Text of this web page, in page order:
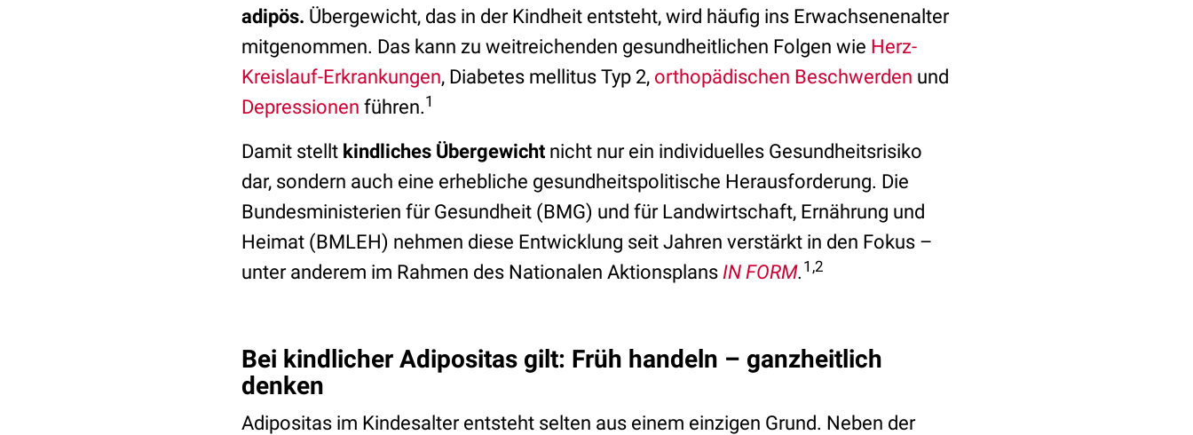
adipös. Übergewicht, das in der Kindheit entsteht, wird häufig ins Erwachsenenalter
mitgenommen. Das kann zu weitreichenden gesundheitlichen Folgen wie Herz-
Kreislauf-Erkrankungen, Diabetes mellitus Typ 2, orthopädischen Beschwerden und
Depressionen führen.1
Damit stellt kindliches Übergewicht nicht nur ein individuelles Gesundheitsrisiko
dar, sondern auch eine erhebliche gesundheitspolitische Herausforderung. Die
Bundesministerien für Gesundheit (BMG) und für Landwirtschaft, Ernährung und
Heimat (BMLEH) nehmen diese Entwicklung seit Jahren verstärkt in den Fokus –
unter anderem im Rahmen des Nationalen Aktionsplans IN FORM. 1,2
Bei kindlicher Adipositas gilt: Früh handeln – ganzheitlich
denken
Adipositas im Kindesalter entsteht selten aus einem einzigen Grund. Neben der